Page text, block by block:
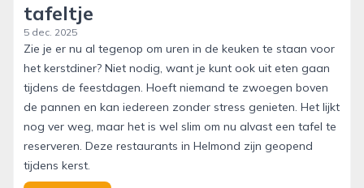
tafeltje
5 dec. 2025
Zie je er nu al tegenop om uren in de keuken te staan voor
het kerstdiner? Niet nodig, want je kunt ook uit eten gaan
tijdens de feestdagen. Hoeft niemand te zwoegen boven
de pannen en kan iedereen zonder stress genieten. Het lijkt
nog ver weg, maar het is wel slim om nu alvast een tafel te
reserveren. Deze restaurants in Helmond zijn geopend
tijdens kerst.